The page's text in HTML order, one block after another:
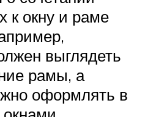
окну и раме
выглядеть
рамы, а
оформлять в